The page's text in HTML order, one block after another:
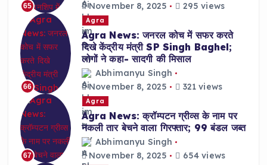
65
November 8, 2025
295 views
66
Agra
Agra News: जनरल कोच में सफर करते
दिखे केंद्रीय मंत्री SP Singh Baghel;
लोगों ने कहा- सादगी की मिसाल
Abhimanyu Singh
November 8, 2025
321 views
67
Agra
Agra News: क्रॉम्पटन ग्रीव्स के नाम पर
नकली तार बेचने वाला गिरफ्तार; 99 बंडल जब्त
Abhimanyu Singh
November 8, 2025
654 views